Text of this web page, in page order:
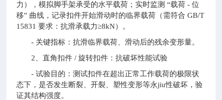
力），模拟脚手架承受的水平载荷；实时监测 “载荷 - 位
移” 曲线，记录扣件开始滑动时的临界载荷（需符合 GB/T
15831 要求：抗滑承载力≥8kN）。
- 关键指标：抗滑临界载荷、滑动后的残余变形量。
2、直角扣件 / 旋转扣件：抗破坏性能试验
- 试验目的：测试扣件在超出正常工作载荷的极限状
态下，是否发生断裂、开裂、塑性变形等永jiu性破坏，验
证其结构强度。